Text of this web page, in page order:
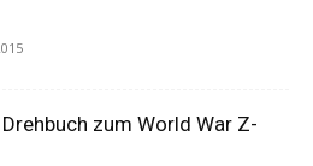
zum World War Z-